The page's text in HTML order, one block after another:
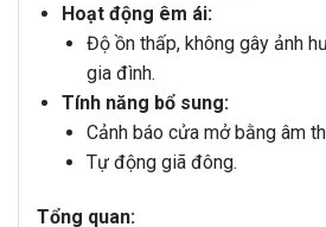
Hoạt động êm ái:
Độ ồn thấp, không gây ảnh
gia đình.
Tính năng bổ sung:
Cảnh báo cửa mở bằng âm
Tự động giã đông.
Tổng quan: